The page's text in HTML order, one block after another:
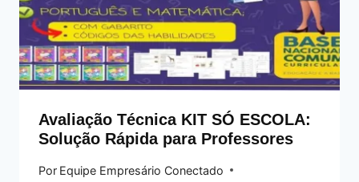
Avaliação Técnica KIT SÓ ESCOLA:
Solução Rápida para Professores
Por Equipe Empresário Conectado